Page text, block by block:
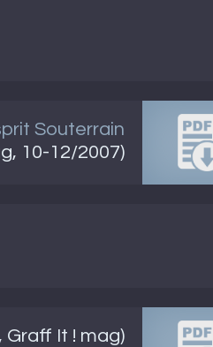
Souterrain
10-12/2007)
It ! mag)